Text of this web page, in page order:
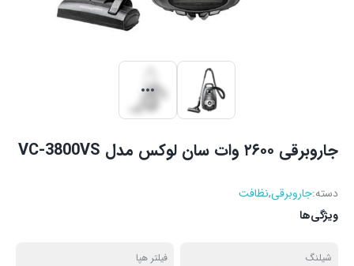
جاروبرقی ۲۶۰۰ وات سان لوکس مدل VC-3800VS
دسته:جاروبرقی,نظافت
ویژگی‌ها
شیلنگ فیلتر هپا